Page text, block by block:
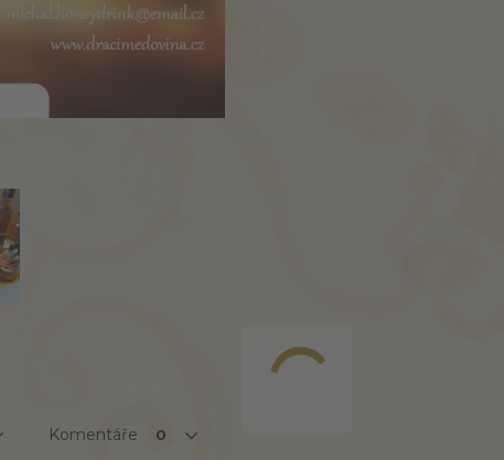
Komentáře 0